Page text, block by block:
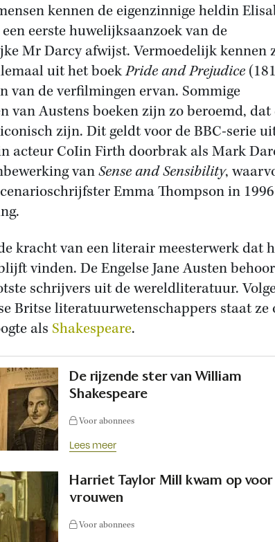
kennen de eigenzinnige heldin
eerste huwelijksaanzoek van de
Mr Darcy afwijst. Vermoedelijk kennen
uit het boekPride and Prejudice
van de verfilmingen ervan. Sommige
van Austens boeken zijn zo beroemd, dat
zijn. Dit geldt voor de BBC-serie
acteur CoIin Firth doorbrak als Mark
vanSense and Sensibility,
Emma Thompson in
kracht van een literair meesterwerk dat
vinden. De Engelse Jane Austen
schrijvers uit de wereldliteratuur.
Britse literatuurwetenschappers staat ze
als Shakespeare.
De rijzende ster van William
Shakespeare
Voor abonnees
Lees meer
Harriet Taylor Mill kwam op voor
vrouwen
Voor abonnees